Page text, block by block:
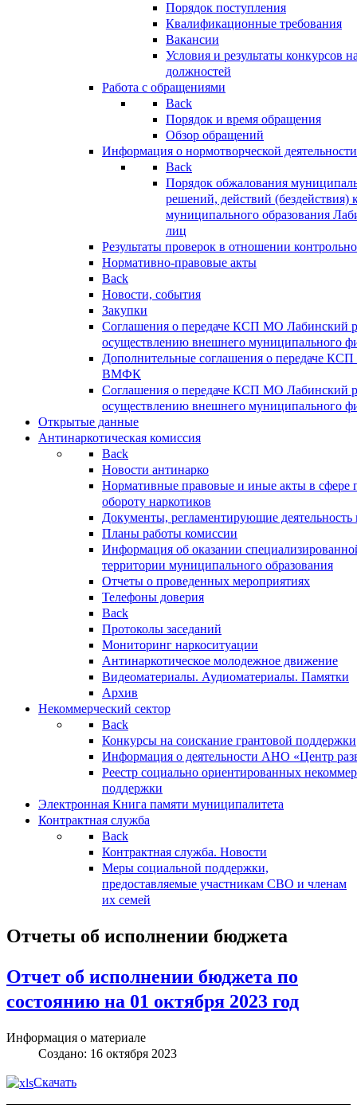
Порядок поступления
Квалификационные требования
Вакансии
Условия и результаты конкурсов
должностей
Работа с обращениями
Back
Порядок и время обращения
Обзор обращений
Информация о нормотворческой деятельности
Back
Порядок обжалования
решений, действий (бездействия)
муниципального образования
лиц
Результаты проверок в отношении
Нормативно-правовые акты
Back
Новости, события
Закупки
Соглашения о передаче КСП МО Лабинский
осуществлению внешнего муниципального
Дополнительные соглашения о передаче
ВМФК
Соглашения о передаче КСП МО Лабинский
осуществлению внешнего муниципального
Открытые данные
Антинаркотическая комиссия
Back
Новости антинарко
Нормативные правовые и иные акты в сфере
обороту наркотиков
Документы, регламентирующие деятельность
Планы работы комиссии
Информация об оказании
территории муниципального образования
Отчеты о проведенных мероприятиях
Телефоны доверия
Back
Протоколы заседаний
Мониторинг наркоситуации
Антинаркотическое молодежное движение
Видеоматериалы. Аудиоматериалы. Памятки
Архив
Некоммерческий сектор
Back
Конкурсы на соискание грантовой поддержки
Информация о деятельности АНО «Центр
Реестр социально ориентированных
поддержки
Электронная Книга памяти муниципалитета
Контрактная служба
Back
Контрактная служба. Новости
Меры социальной поддержки,
предоставляемые участникам СВО и членам
их семей
Отчеты об исполнении бюджета
Отчет об исполнении бюджета по
состоянию на 01 октября 2023 год
Информация о материале
Создано: 16 октября 2023
Скачать